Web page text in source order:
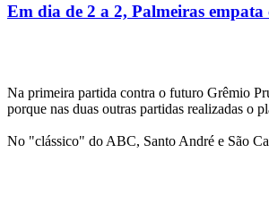
Em dia de 2 a 2, Palmeiras
Na primeira partida contra o futuro Grêmio
porque nas duas outras partidas realizadas o
No "clássico" do ABC, Santo André e São